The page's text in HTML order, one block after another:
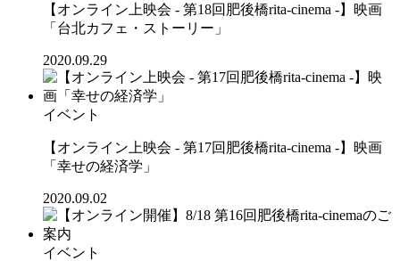
【オンライン上映会 - 第18回肥後橋rita-cinema -】映画
「台北カフェ・ストーリー」
2020.09.29
イベント
【オンライン上映会 - 第17回肥後橋rita-cinema -】映画
「幸せの経済学」
2020.09.02
イベント